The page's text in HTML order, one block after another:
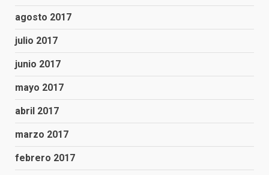
agosto 2017
julio 2017
junio 2017
mayo 2017
abril 2017
marzo 2017
febrero 2017